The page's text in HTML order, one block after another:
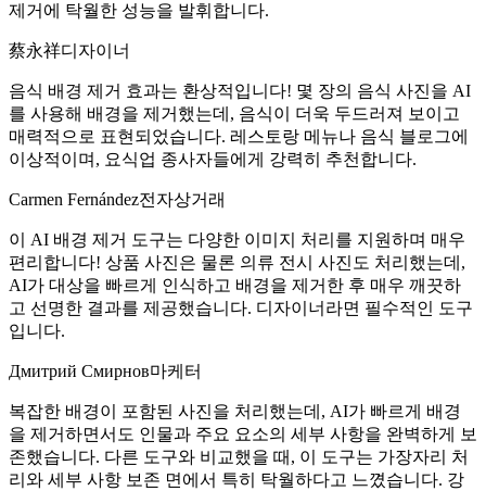
제거에 탁월한 성능을 발휘합니다.
蔡永祥디자이너
음식 배경 제거 효과는 환상적입니다! 몇 장의 음식 사진을 AI
를 사용해 배경을 제거했는데, 음식이 더욱 두드러져 보이고
매력적으로 표현되었습니다. 레스토랑 메뉴나 음식 블로그에
이상적이며, 요식업 종사자들에게 강력히 추천합니다.
Carmen Fernández전자상거래
이 AI 배경 제거 도구는 다양한 이미지 처리를 지원하며 매우
편리합니다! 상품 사진은 물론 의류 전시 사진도 처리했는데,
AI가 대상을 빠르게 인식하고 배경을 제거한 후 매우 깨끗하
고 선명한 결과를 제공했습니다. 디자이너라면 필수적인 도구
입니다.
Дмитрий Смирнов마케터
복잡한 배경이 포함된 사진을 처리했는데, AI가 빠르게 배경
을 제거하면서도 인물과 주요 요소의 세부 사항을 완벽하게 보
존했습니다. 다른 도구와 비교했을 때, 이 도구는 가장자리 처
리와 세부 사항 보존 면에서 특히 탁월하다고 느꼈습니다. 강